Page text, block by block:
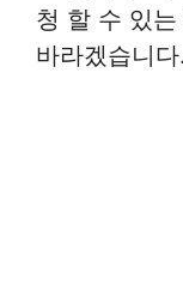
청 할 수 있
바라겠습니다.